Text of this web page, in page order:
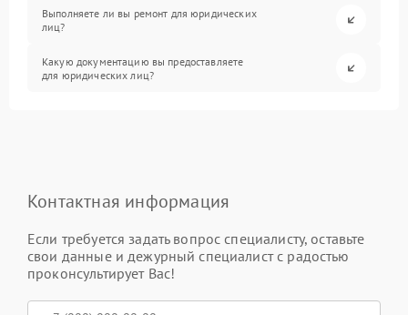
Выполняете ли вы ремонт для юридических
лиц?
Какую документацию вы предоставляете
для юридических лиц?
Контактная информация
Если требуется задать вопрос специалисту, оставьте
свои данные и дежурный специалист с радостью
проконсультирует Вас!